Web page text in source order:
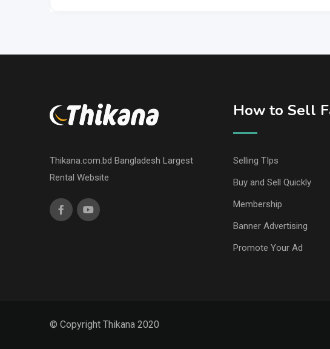
Thikana.com.bd Bangladesh Largest
Rental Website
How to Sell
Selling TIps
Buy and Sell Quickly
Membership
Banner Advertising
Promote Your Ad
© Copyright Thikana 2020